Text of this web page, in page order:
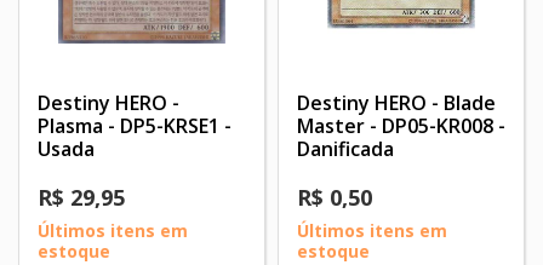
Destiny HERO -
Plasma - DP5-KRSE1 -
Usada
R$ 29,95
Últimos itens em
estoque
Destiny HERO - Blade
Master - DP05-KR008 -
Danificada
R$ 0,50
Últimos itens em
estoque